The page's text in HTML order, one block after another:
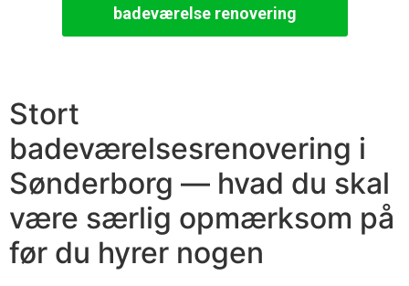
badeværelse renovering
Stort
badeværelsesrenovering i
Sønderborg — hvad du skal
være særlig opmærksom på
før du hyrer nogen